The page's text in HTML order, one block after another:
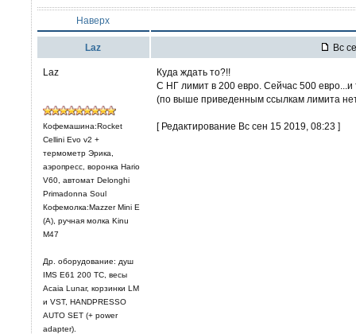
Наверх
Laz Вс
Laz
Кофемашина:Rocket
Cellini Evo v2 +
термометр Эрика,
аэропресс, воронка Hario
V60, автомат Delonghi
Primadonna Soul
Кофемолка:Mazzer Mini E
(A), ручная молка Kinu
M47
Др. оборудование: душ
IMS E61 200 TC, весы
Acaia Lunar, корзинки LM
и VST, HANDPRESSO
AUTO SET (+ power
adapter).
Куда ждать то?!!
С НГ лимит в 200 евро. Сейчас 500 евро...и
(по выше приведенным ссылкам лимита
[ Редактирование Вс сен 15 2019, 08:23 ]